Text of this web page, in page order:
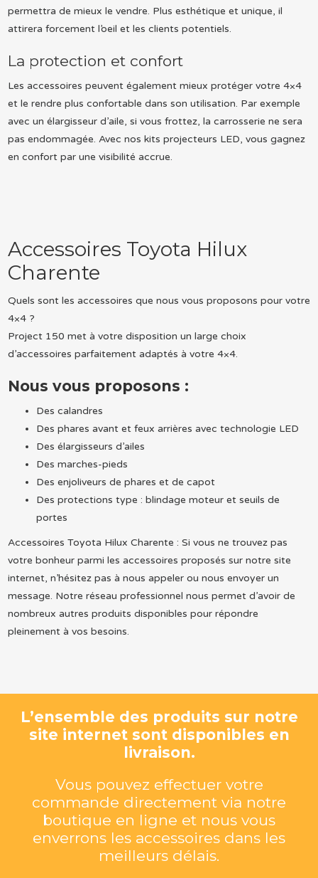
permettra de mieux le vendre. Plus esthétique et unique, il
attirera forcement l’oeil et les clients potentiels.
La protection et confort
Les accessoires peuvent également mieux protéger votre 4×4
et le rendre plus confortable dans son utilisation. Par exemple
avec un élargisseur d’aile, si vous frottez, la carrosserie ne sera
pas endommagée. Avec nos kits projecteurs LED, vous gagnez
en confort par une visibilité accrue.
Accessoires Toyota Hilux
Charente
Quels sont les accessoires que nous vous proposons pour votre
4×4 ?
Project 150 met à votre disposition un large choix
d’accessoires parfaitement adaptés à votre 4×4.
Nous vous proposons :
Des calandres
Des phares avant et feux arrières avec technologie LED
Des élargisseurs d’ailes
Des marches-pieds
Des enjoliveurs de phares et de capot
Des protections type : blindage moteur et seuils de
portes
Accessoires Toyota Hilux Charente : Si vous ne trouvez pas
votre bonheur parmi les accessoires proposés sur notre site
internet, n’hésitez pas à nous appeler ou nous envoyer un
message. Notre réseau professionnel nous permet d’avoir de
nombreux autres produits disponibles pour répondre
pleinement à vos besoins.
L’ensemble des produits sur notre
site internet sont disponibles en
livraison.
Vous pouvez effectuer votre
commande directement via notre
boutique en ligne et nous vous
enverrons les accessoires dans les
meilleurs délais.